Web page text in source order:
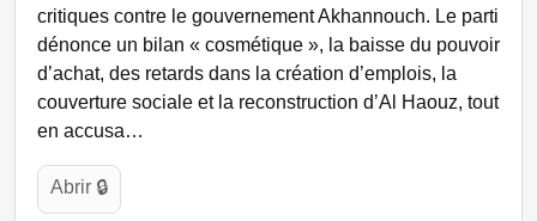
critiques contre le gouvernement Akhannouch. Le parti
dénonce un bilan « cosmétique », la baisse du pouvoir
d’achat, des retards dans la création d’emplois, la
couverture sociale et la reconstruction d’Al Haouz, tout
en accusa…
Abrir 🔒